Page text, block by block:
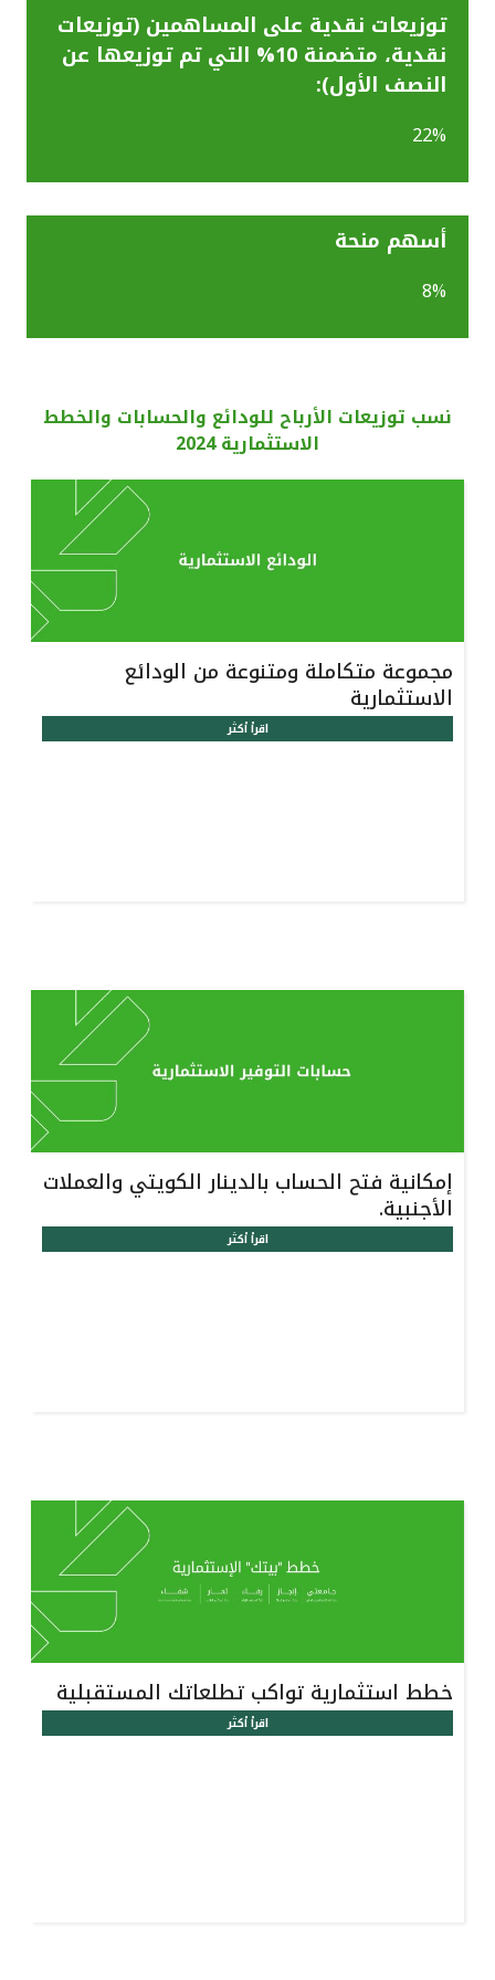
القنوات المصرفية
أدوات وخدمات
اتصل بنا
ماليزيا
مملكة البحرين
توزيعات نقدية على المساھمین (توزيعات
نقدية، متضمنة 10% التي تم توزيعها عن
النصف الأول):
22%
أسھم منحة
8%
نسب توزيعات الأرباح للودائع والحسابات والخطط
الاستثمارية 2024
مجموعة متكاملة ومتنوعة من الودائع
الاستثمارية
اقرأ أكثر
إمكانية فتح الحساب بالدينار الكويتي والعملات
الأجنبية.
اقرأ أكثر
خطط استثمارية تواكب تطلعاتك المستقبلية
اقرأ أكثر